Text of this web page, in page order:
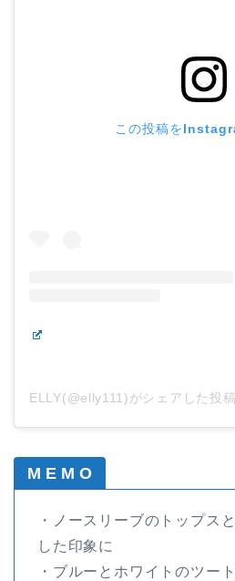
この投稿を
ELLY(@elly111)がシェアした投稿
M E M O
・ノースリーブのトップス
した印象に
・ブルーとホワイトのツー